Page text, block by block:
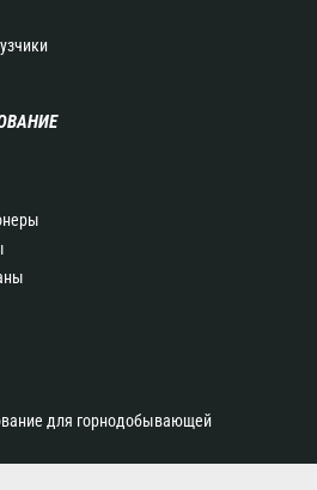
для горнодобывающей